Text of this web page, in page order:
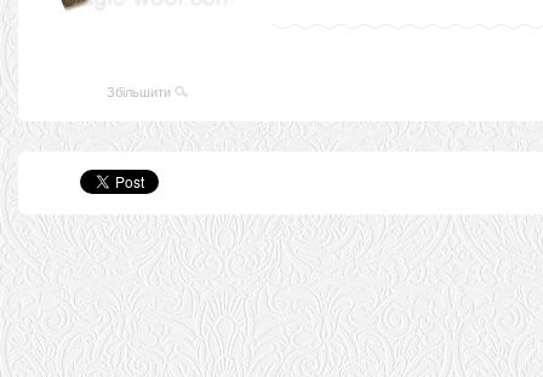
Збільшити